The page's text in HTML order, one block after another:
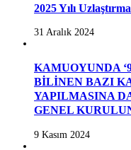
2025 Yılı
31 Aralık 2024
KAMUOYUNDA
BİLİNEN BAZI
YAPILMASINA
GENEL
9 Kasım 2024